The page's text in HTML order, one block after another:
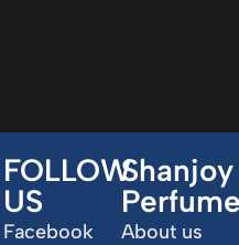
FOLLOW
US
Facebook
Shanjoy
About us